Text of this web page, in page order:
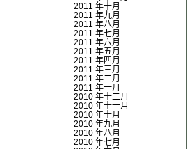
2011 年十月
2011 年九月
2011 年八月
2011 年七月
2011 年六月
2011 年五月
2011 年四月
2011 年三月
2011 年二月
2011 年一月
2010 年十二月
2010 年十一月
2010 年十月
2010 年九月
2010 年八月
2010 年七月